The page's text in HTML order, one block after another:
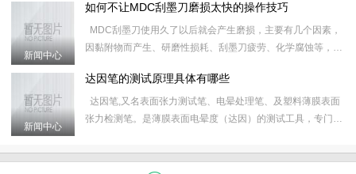
&nb
新闻中心
如何不让MDC刮墨刀磨损太快的操作技巧
MDC刮墨刀使用久了以后就会产生磨损，主要有几个因素，
因黏附物而产生、研磨性损耗、刮墨刀疲劳、化学腐蚀等，这
的使
新闻中心
达因笔的测试原理具体有哪些
达因笔,又名表面张力测试笔、电晕处理笔、及塑料薄膜表面
张力检测笔。是薄膜表面电晕度（达因）的测试工具，专门用